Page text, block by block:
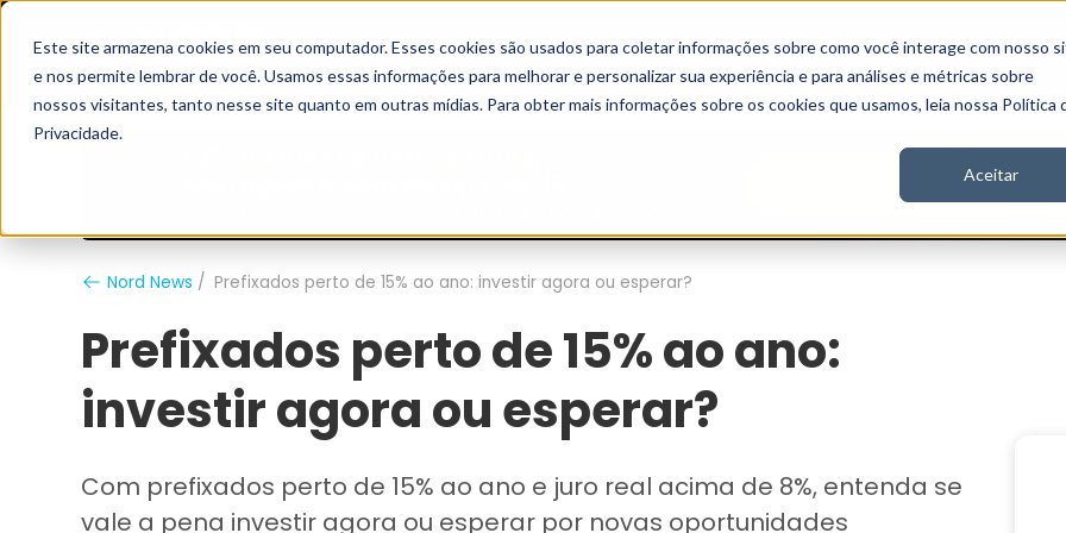
Este site armazena cookies em seu computador. Esses cookies são usados para coletar informações sobre como você interage com nosso
e nos permite lembrar de você. Usamos essas informações para melhorar e personalizar sua experiência e para análises e métricas sobre
nossos visitantes, tanto nesse site quanto em outras mídias. Para obter mais informações sobre os cookies que usamos, leia nossa Política
Privacidade.
Aceitar
Grupo Nord Analistas Vídeos Stories Inscreva-se
Nord News Prefixados perto de 15% ao ano: investir agora ou esperar?
Prefixados perto de 15% ao ano:
investir agora ou esperar?
Com prefixados perto de 15% ao ano e juro real acima de 8%, entenda se
vale a pena investir agora ou esperar por novas oportunidades